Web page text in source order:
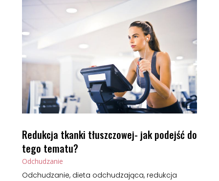
Redukcja tkanki tłuszczowej- jak podejść do
tego tematu?
Odchudzanie
Odchudzanie, dieta odchudzająca, redukcja